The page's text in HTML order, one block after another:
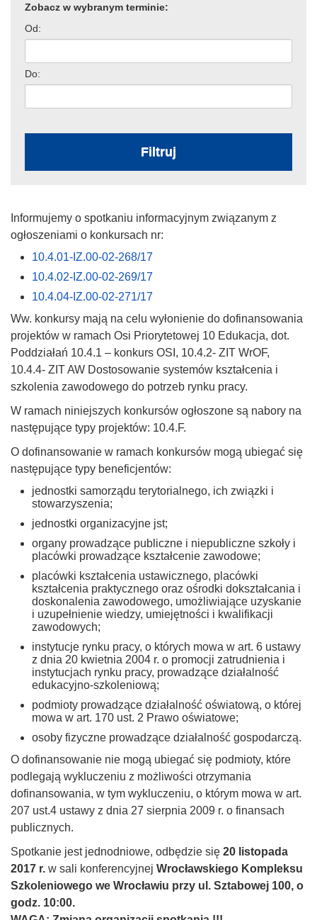
Zobacz w wybranym terminie:
Od:
Do:
Filtruj
Informujemy o spotkaniu informacyjnym związanym z
ogłoszeniami o konkursach nr:
10.4.01-IZ.00-02-268/17
10.4.02-IZ.00-02-269/17
10.4.04-IZ.00-02-271/17
Ww. konkursy mają na celu wyłonienie do dofinansowania
projektów w ramach Osi Priorytetowej 10 Edukacja, dot.
Poddziałań 10.4.1 – konkurs OSI, 10.4.2- ZIT WrOF,
10.4.4- ZIT AW Dostosowanie systemów kształcenia i
szkolenia zawodowego do potrzeb rynku pracy.
W ramach niniejszych konkursów ogłoszone są nabory na
następujące typy projektów: 10.4.F.
O dofinansowanie w ramach konkursów mogą ubiegać się
następujące typy beneficjentów:
jednostki samorządu terytorialnego, ich związki i
stowarzyszenia;
jednostki organizacyjne jst;
organy prowadzące publiczne i niepubliczne szkoły i
placówki prowadzące kształcenie zawodowe;
placówki kształcenia ustawicznego, placówki
kształcenia praktycznego oraz ośrodki dokształcania i
doskonalenia zawodowego, umożliwiające uzyskanie
i uzupełnienie wiedzy, umiejętności i kwalifikacji
zawodowych;
instytucje rynku pracy, o których mowa w art. 6 ustawy
z dnia 20 kwietnia 2004 r. o promocji zatrudnienia i
instytucjach rynku pracy, prowadzące działalność
edukacyjno-szkoleniową;
podmioty prowadzące działalność oświatową, o której
mowa w art. 170 ust. 2 Prawo oświatowe;
osoby fizyczne prowadzące działalność gospodarczą.
O dofinansowanie nie mogą ubiegać się podmioty, które
podlegają wykluczeniu z możliwości otrzymania
dofinansowania, w tym wykluczeniu, o którym mowa w art.
207 ust.4 ustawy z dnia 27 sierpnia 2009 r. o finansach
publicznych.
Spotkanie jest jednodniowe, odbędzie się 20 listopada
2017 r. w sali konferencyjnej Wrocławskiego Kompleksu
Szkoleniowego we Wrocławiu przy ul. Sztabowej 100, o
godz. 10:00.